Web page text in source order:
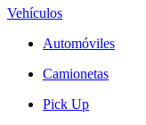
Vehículos
Automóviles
Camionetas
Pick Up